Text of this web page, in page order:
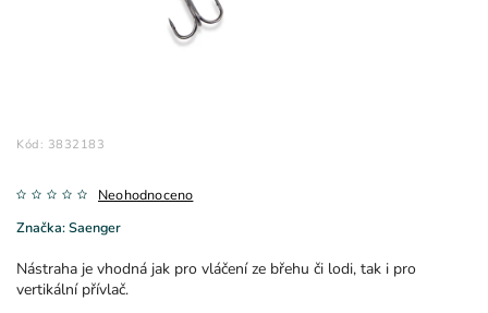
Kód: 3832183
Neohodnoceno
Značka:Saenger
Nástraha je vhodná jak pro vláčení ze břehu či lodi, tak i pro
vertikální přívlač.